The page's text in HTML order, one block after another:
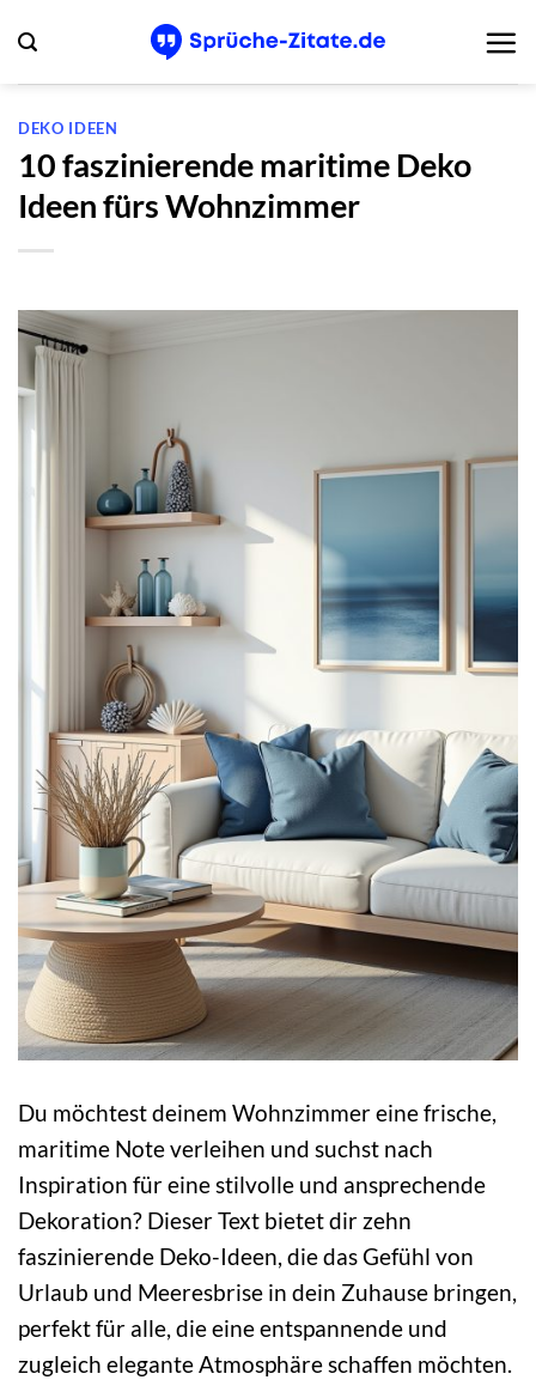
Inhalt
springen
DEKO IDEEN
10 faszinierende maritime Deko
Ideen fürs Wohnzimmer
Du möchtest deinem Wohnzimmer eine frische,
maritime Note verleihen und suchst nach
Inspiration für eine stilvolle und ansprechende
Dekoration? Dieser Text bietet dir zehn
faszinierende Deko-Ideen, die das Gefühl von
Urlaub und Meeresbrise in dein Zuhause bringen,
perfekt für alle, die eine entspannende und
zugleich elegante Atmosphäre schaffen möchten.